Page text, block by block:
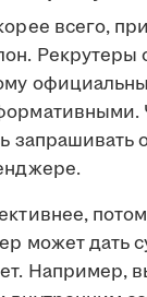
всего,
Рекрутеры
запрашивать
может дать
Например,